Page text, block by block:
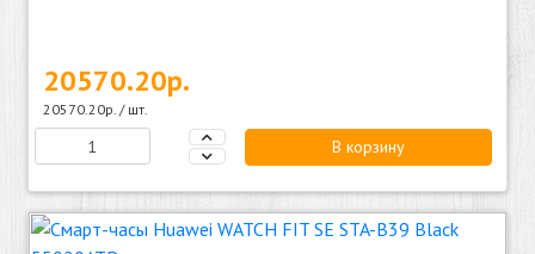
20570.20р.
20570.20р. / шт.
В корзину